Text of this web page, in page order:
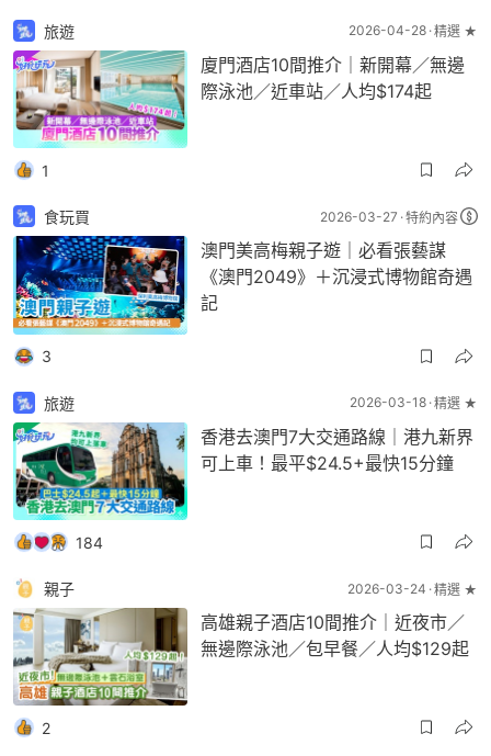
旅遊 2026-04-28 精選 ★
廈門酒店10間推介｜新開幕／無邊
際泳池／近車站／人均$174起
1
食玩買 2026-03-27 特約內容
澳門美高梅親子遊｜必看張藝謀
《澳門2049》＋沉浸式博物館奇遇
記
3
旅遊 2026-03-18 精選 ★
香港去澳門7大交通路線｜港九新界
可上車！最平$24.5+最快15分鐘
184
親子 2026-03-24 精選 ★
高雄親子酒店10間推介｜近夜市／
無邊際泳池／包早餐／人均$129起
2